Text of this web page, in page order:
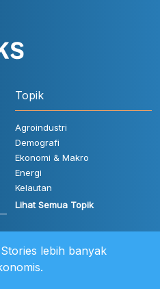
Topik
Agroindustri
Demografi
Ekonomi & Makro
Energi
Kelautan
Lihat Semua Topik
lebih banyak